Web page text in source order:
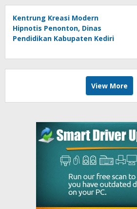
Kentrung Kreasi Modern
Hipnotis Penonton, Dinas
Pendidikan Kabupaten Kediri
View More